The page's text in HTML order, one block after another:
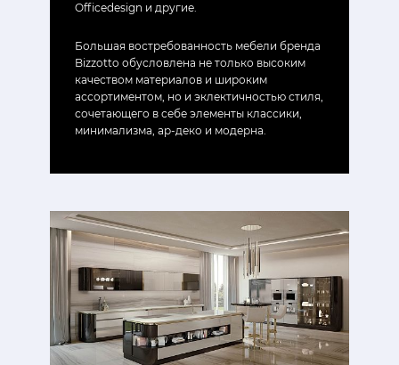
Officedesign и другие.
Большая востребованность мебели бренда
Bizzotto обусловлена не только высоким
качеством материалов и широким
ассортиментом, но и эклектичностью стиля,
сочетающего в себе элементы классики,
минимализма, ар-деко и модерна.